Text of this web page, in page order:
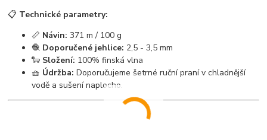
📋 Technické parametry:
📏 Návin: 371 m / 100 g
🧶 Doporučené jehlice: 2,5 - 3,5 mm
🐑 Složení: 100% finská vlna
🧺 Údržba: Doporučujeme šetrné ruční praní v chladnější
vodě a sušení naplocho.